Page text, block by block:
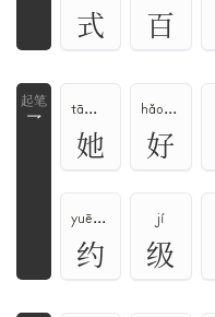
式 百
乛
tā、jiě
她
hǎo、hào
好
yuē、yāo
约
jí
级